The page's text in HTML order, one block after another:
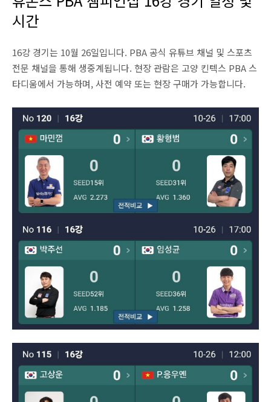
시간
16강 경기는 10월 26일입니다. PBA 공식 유튜브 채널 및 스포츠
전문 채널을 통해 생중계됩니다. 현장 관람은 고양 킨텍스 PBA 스
타디움에서 가능하며, 사전 예약 또는 현장 구매가 가능합니다.